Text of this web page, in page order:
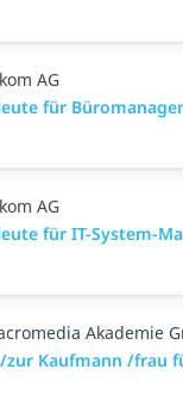
AG
für
AG
für IT-System-
Akademie
zur Kaufmann /frau